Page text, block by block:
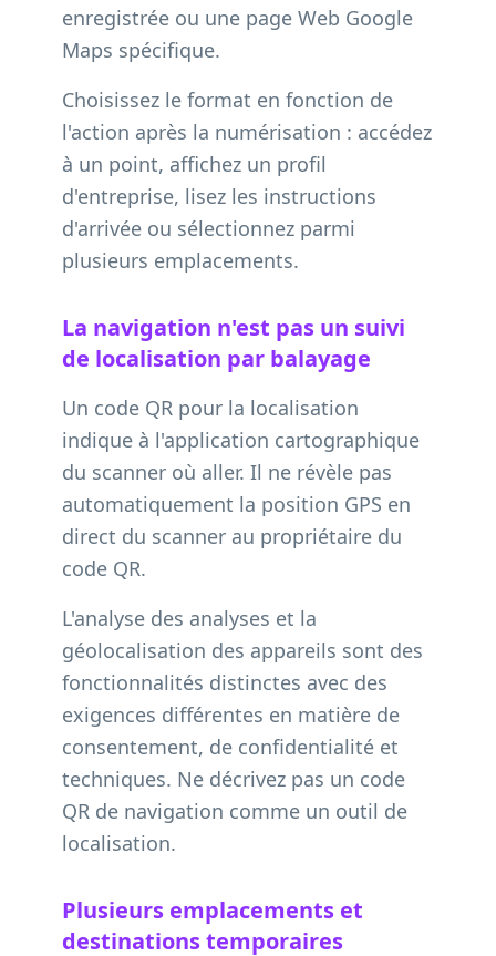
enregistrée ou une page Web Google
Maps spécifique.
Choisissez le format en fonction de
l'action après la numérisation : accédez
à un point, affichez un profil
d'entreprise, lisez les instructions
d'arrivée ou sélectionnez parmi
plusieurs emplacements.
La navigation n'est pas un suivi
de localisation par balayage
Un code QR pour la localisation
indique à l'application cartographique
du scanner où aller. Il ne révèle pas
automatiquement la position GPS en
direct du scanner au propriétaire du
code QR.
L'analyse des analyses et la
géolocalisation des appareils sont des
fonctionnalités distinctes avec des
exigences différentes en matière de
consentement, de confidentialité et
techniques. Ne décrivez pas un code
QR de navigation comme un outil de
localisation.
Plusieurs emplacements et
destinations temporaires